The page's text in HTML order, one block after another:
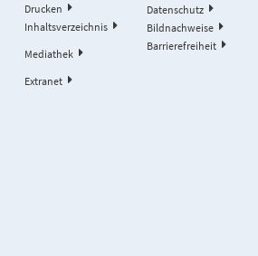
Drucken
Inhaltsverzeichnis
Mediathek
Extranet
Datenschutz
Bildnachweise
Barrierefreiheit